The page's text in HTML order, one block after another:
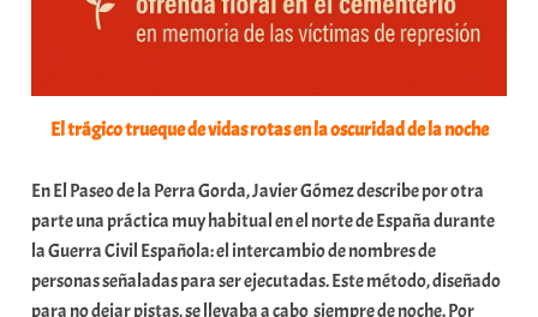
El trágico trueque de vidas rotas en la oscuridad de la noche
En El Paseo de la Perra Gorda, Javier Gómez describe por otra
parte una práctica muy habitual en el norte de España durante
la Guerra Civil Española: el intercambio de nombres de
personas señaladas para ser ejecutadas. Este método, diseñado
para no dejar pistas, se llevaba a cabo siempre de noche. Por